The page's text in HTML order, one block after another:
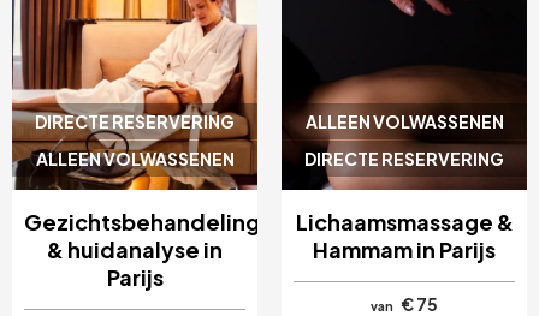
DIRECTE RESERVERING
ALLEEN VOLWASSENEN
Gezichtsbehandeling
& huidanalyse in
Parijs
ALLEEN VOLWASSENEN
DIRECTE RESERVERING
Lichaamsmassage &
Hammam in Parijs
van € 75